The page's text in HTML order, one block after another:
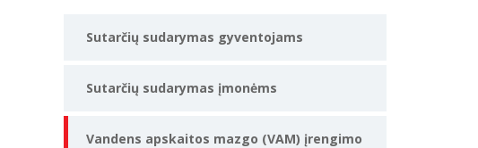
Sutarčių sudarymas gyventojams
Sutarčių sudarymas įmonėms
Vandens apskaitos mazgo (VAM) įrengimo